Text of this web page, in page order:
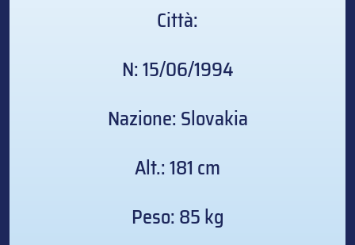
Città:
N: 15/06/1994
Nazione: Slovakia
Alt.: 181 cm
Peso: 85 kg